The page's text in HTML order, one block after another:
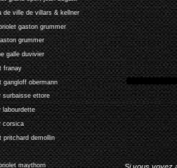
de ville de villars & kellner
gaston grummer
grummer
galle duvivier
franay
gangloff obermann
surbaisse ettore
labourdette
corsica
pritchard demollin
maythorn